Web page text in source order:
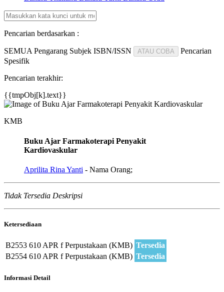
Pencarian berdasarkan :
SEMUA Pengarang Subjek ISBN/ISSN ATAU COBA
Pencarian
Spesifik
Pencarian terakhir:
{{tmpObj[k].text}}
KMB
Buku Ajar Farmakoterapi Penyakit
Kardiovaskular
Aprilita Rina Yanti - Nama Orang;
Tidak Tersedia Deskripsi
Ketersediaan
B2553 610 APR f Perpustakaan (KMB) Tersedia
B2554 610 APR f Perpustakaan (KMB) Tersedia
Informasi Detail